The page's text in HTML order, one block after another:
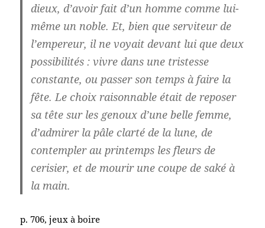
dieux, d’avoir fait d’un homme comme lui-
même un noble. Et, bien que serviteur de
l’empereur, il ne voyait devant lui que deux
possibilités : vivre dans une tristesse
constante, ou passer son temps à faire la
fête. Le choix raisonnable était de reposer
sa tête sur les genoux d’une belle femme,
d’admirer la pâle clarté de la lune, de
contempler au printemps les fleurs de
cerisier, et de mourir une coupe de saké à
la main.
p. 706, jeux à boire